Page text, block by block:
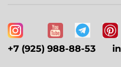
+7 (925) 988-88-53